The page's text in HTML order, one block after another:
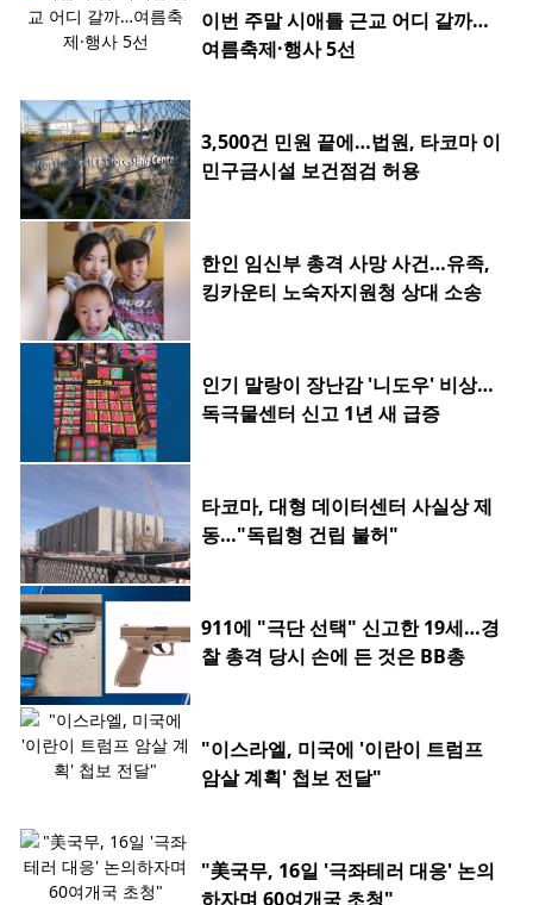
이번 주말 시애틀 근교 어디 갈까…
여름축제·행사 5선
3,500건 민원 끝에…법원, 타코마 이
민구금시설 보건점검 허용
한인 임신부 총격 사망 사건…유족,
킹카운티 노숙자지원청 상대 소송
인기 말랑이 장난감 '니도우' 비상…
독극물센터 신고 1년 새 급증
타코마, 대형 데이터센터 사실상 제
동…"독립형 건립 불허"
911에 "극단 선택" 신고한 19세…경
찰 총격 당시 손에 든 것은 BB총
"이스라엘, 미국에 '이란이 트럼프
암살 계획' 첩보 전달"
"美국무, 16일 '극좌테러 대응' 논의
하자며 60여개국 초청"